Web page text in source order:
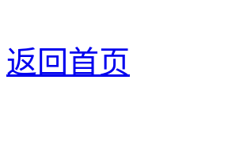
返回首页